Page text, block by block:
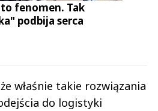
fenomen. Tak
podbija serca
właśnie takie rozwiązania
do logistyki